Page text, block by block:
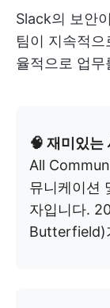
Slack의 보안
팀이 지속적
율적으로 업
🧠 재미있는
All
뮤니케이션
자입니다.
Butterfield)